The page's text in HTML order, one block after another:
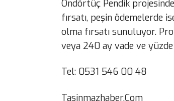
Ondörtüç Pendik
fırsatı, peşin ödemelerde
olma fırsatı sunuluyor.
veya 240 ay vade ve
Tel: 0531 546 00 48
Tasinmazhaber.Com